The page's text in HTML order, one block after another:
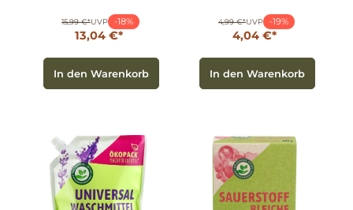
15,99 €*UVP -18%
13,04 €*
In den Warenkorb
4,99 €*UVP -19%
4,04 €*
In den Warenkorb